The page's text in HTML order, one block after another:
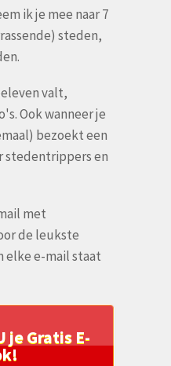
ik je mee naar 7
steden,
valt,
Ook wanneer je
bezoekt een
stedentrippers en
met
de leukste
elke e-mail staat
je Gratis E-